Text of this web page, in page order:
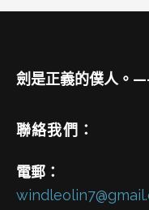
劍是正義的僕人。
聯絡我們：
電郵：